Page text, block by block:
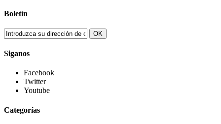
Boletín
OK
Siganos
Facebook
Twitter
Youtube
Categorías